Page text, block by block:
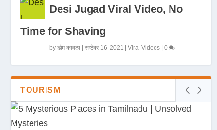
Desi Jugad Viral Video, No
Time for Shaving
byडोम कावळा |सप्टेंबर 16, 2021 |Viral Videos |0
TOURISM